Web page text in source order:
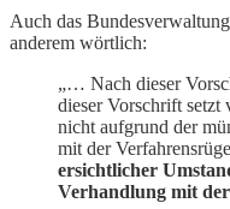
Auch das
anderem wörtlich:
„… Nach dieser
dieser Vorschrift
nicht aufgrund der
mit der
ersichtlicher
Verhandlung mit